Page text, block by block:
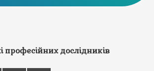
професійних дослідників